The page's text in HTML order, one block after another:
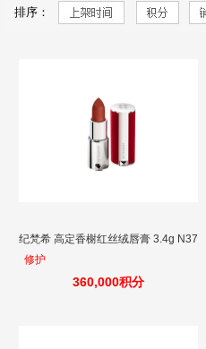
排序：
纪梵希 高定香榭红丝绒唇膏 3.4g N37
修护
360,000积分